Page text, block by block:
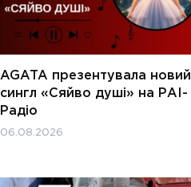
AGATA презентувала новий
сингл «Сяйво душі» на РАІ-
Радіо
06.08.2026